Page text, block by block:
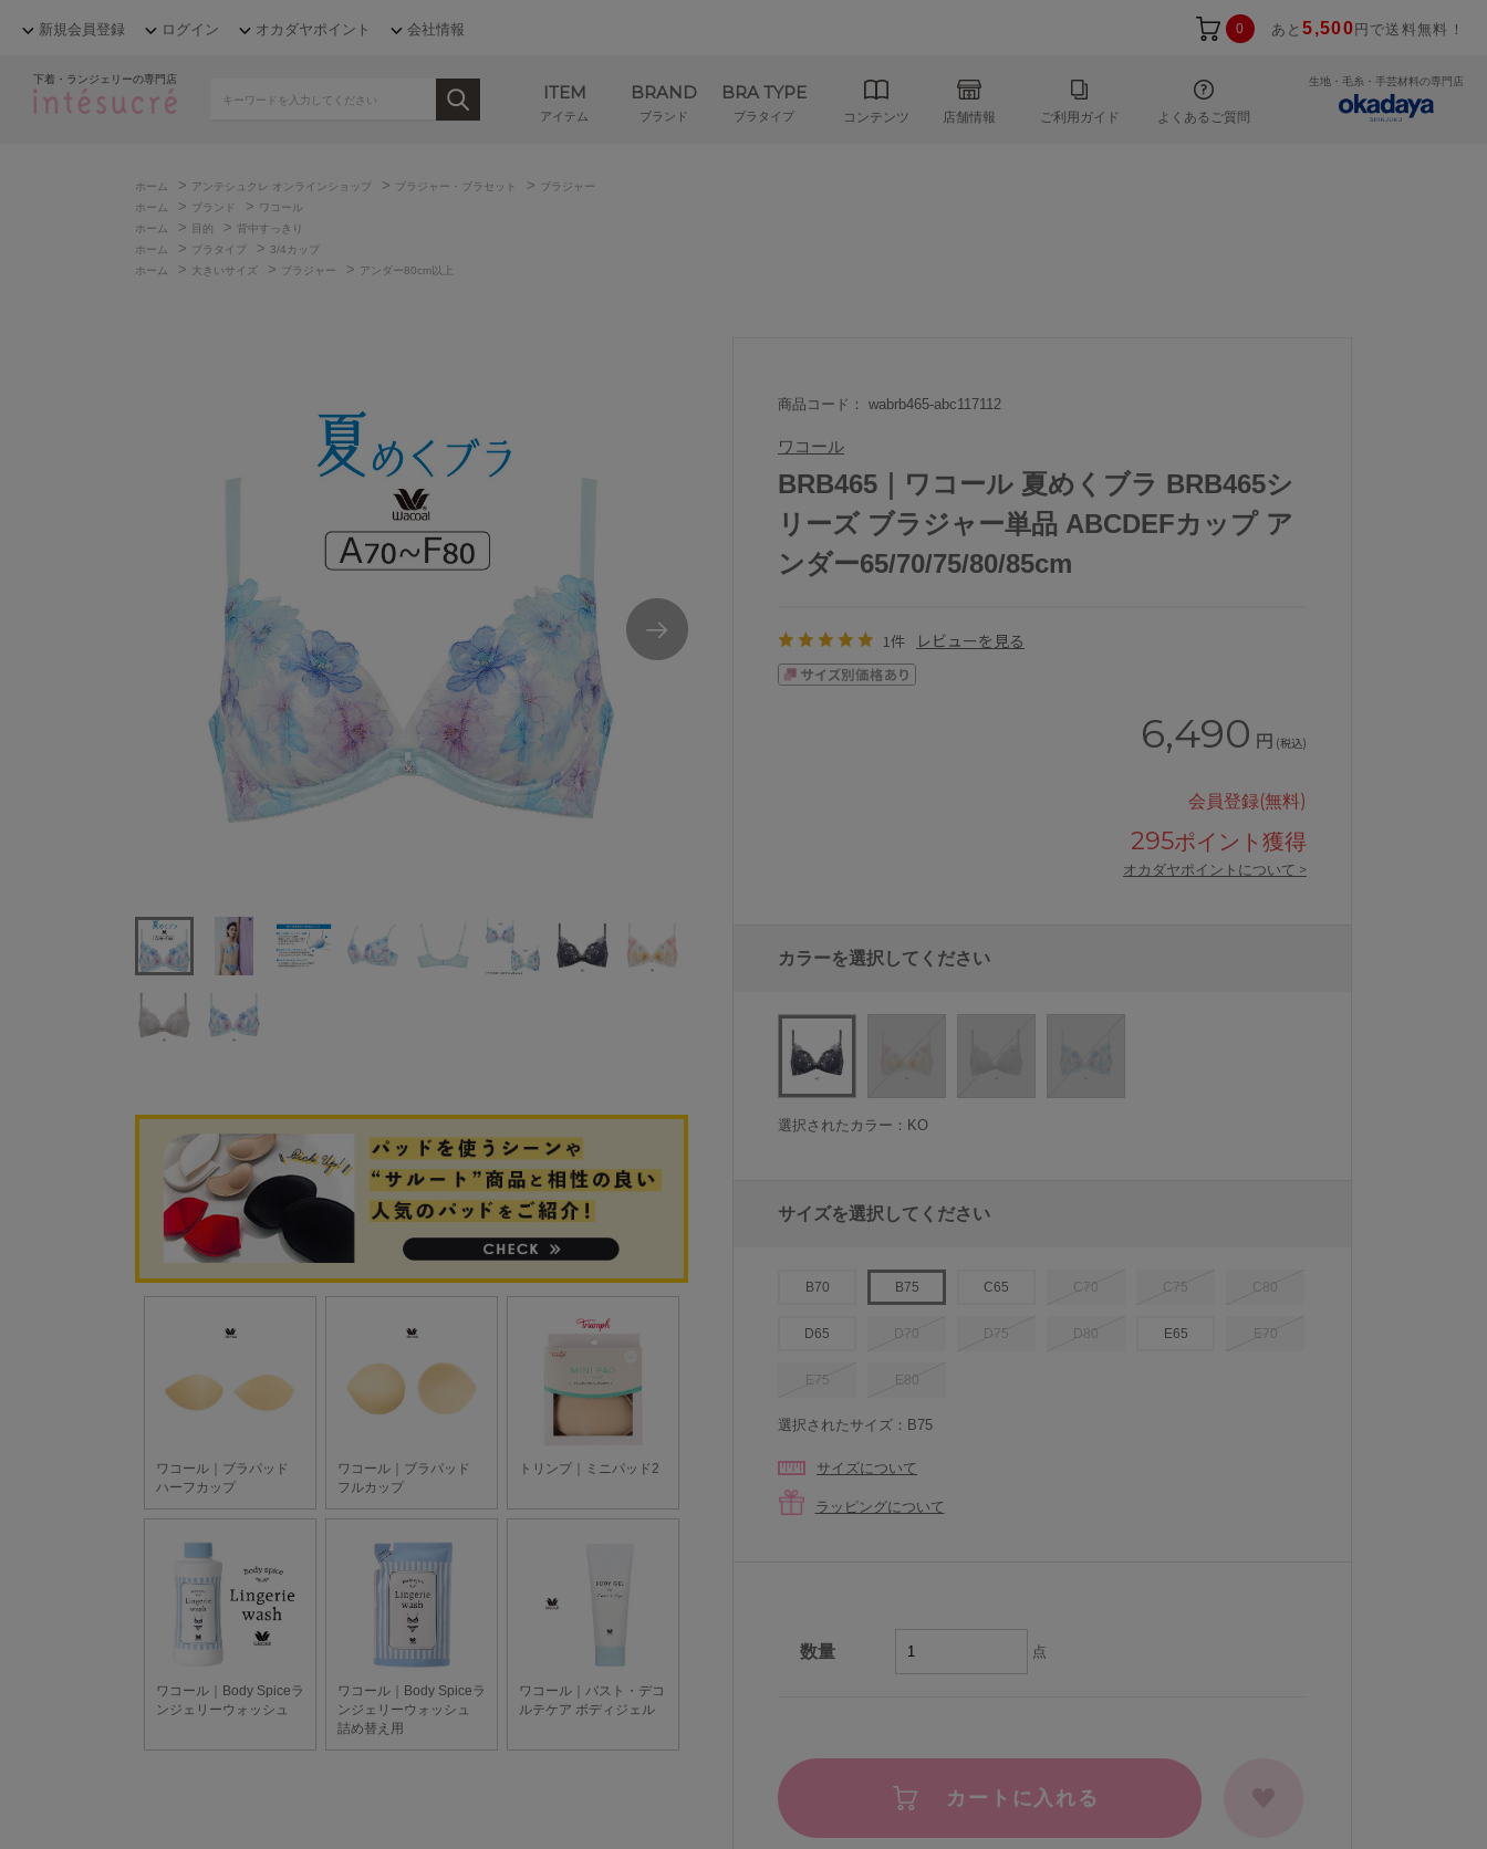
新規会員登録 ログイン オカダヤポイント 会社情報 0 あと5,500 円で送料無料！
下着・ランジェリーの専門店
ITEM
アイテム
BRAND
ブランド
BRA TYPE
ブラタイプ コンテンツ 店舗情報 ご利用ガイド よくあるご質問
生地・毛糸・手芸材料の専門店
ホーム > アンテシュクレ オンラインショップ > ブラジャー・ブラセット > ブラジャー
ホーム
> ブランド > ワコール
ホーム
> 目的 >
背中すっきり
ホーム
> ブラタイプ > 3/4カップ
ホーム
> 大きいサイズ > ブラジャー > アンダー80cm以上
商品コード： wabrb465-abc117112
ワコール
BRB465｜ワコール 夏めくブラ BRB465シ
リーズ ブラジャー単品 ABCDEFカップ ア
ンダー65/70/75/80/85cm
1件 レビューを見る
6,490 円 (税込)
会員登録(無料)
295ポイント獲得
オカダヤポイントについて >
カラーを選択してください
選択されたカラー：KO
サイズを選択してください
B70 B75 C65 C70 C75 C80
D65 D70 D75 D80 E65 E70
E75 E80
選択されたサイズ：B75
サイズについて
ラッピングについて
数量 点
カートに入れる